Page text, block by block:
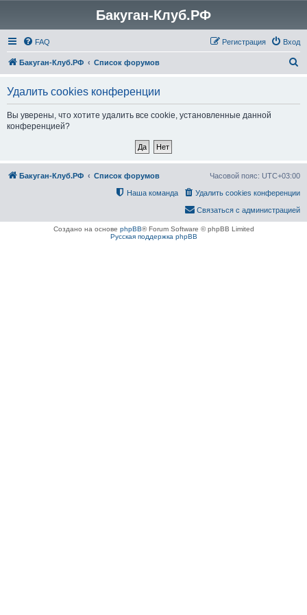
Бакуган-Клуб.РФ
FAQ Вход
Регистрация
Бакуган-Клуб.РФ Список форумов
Удалить cookies конференции
Вы уверены, что хотите удалить все cookie, установленные данной
конференцией?
Бакуган-Клуб.РФ Список форумов Часовой пояс: UTC+03:00
Удалить cookies конференции
Наша команда
Связаться с администрацией
Создано на основе phpBB® Forum Software © phpBB Limited
Русская поддержка phpBB